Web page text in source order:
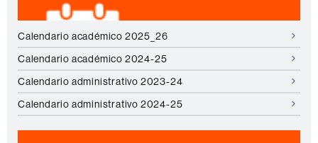
Calendario académico 2025_26
Calendario académico 2024-25
Calendario administrativo 2023-24
Calendario administrativo 2024-25